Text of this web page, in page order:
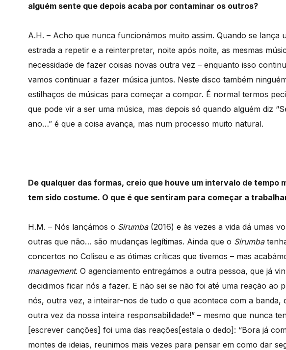
alguém sente que depois acaba por contaminar os outros?
A.H. – Acho que nunca funcionámos muito assim. Quando se lança
estrada a repetir e a reinterpretar, noite após noite, as mesmas
necessidade de fazer coisas novas outra vez – enquanto isso
vamos continuar a fazer música juntos. Neste disco também
estilhaços de músicas para começar a compor. É normal termos
que pode vir a ser uma música, mas depois só quando alguém diz
ano…” é que a coisa avança, mas num processo muito natural.
De qualquer das formas, creio que houve um intervalo de tempo
tem sido costume. O que é que sentiram para começar a
H.M. – Nós lançámos o Sirumba (2016) e às vezes a vida dá umas
outras que não… são mudanças legítimas. Ainda que o Sirumba
concertos no Coliseu e as ótimas críticas que tivemos – mas
management. O agenciamento entregámos a outra pessoa, que já
decidimos ficar nós a fazer. E não sei se não foi até uma reação ao
nós, outra vez, a inteirar-nos de tudo o que acontece com a banda,
outra vez da nossa inteira responsabilidade!” – mesmo que nunca
[escrever canções] foi uma das reações[estala o dedo]: “Bora já
montes de ideias, reunimos mais vezes para pensar em como dar